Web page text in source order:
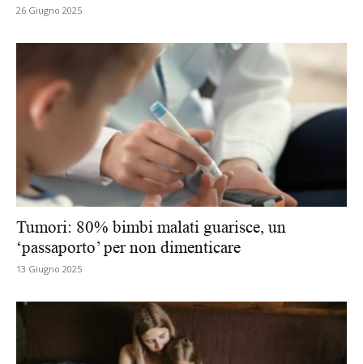
26 Giugno 2025
Tumori: 80% bimbi malati guarisce, un
‘passaporto’ per non dimenticare
13 Giugno 2025